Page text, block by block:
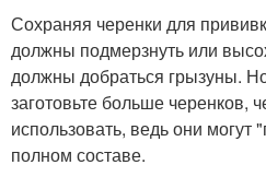
Сохраняя черенки для
должны подмерзнуть или
должны добраться грызуны.
заготовьте больше черенков,
использовать, ведь они могут
полном составе.